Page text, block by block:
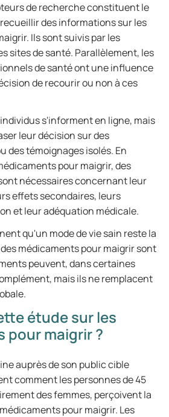
de recherche constituent le
des informations sur les
Ils sont suivis par les
sites de santé. Parallèlement, les
de santé ont une influence
de recourir ou non à ces
s'informent en ligne, mais
leur décision sur des
des témoignages isolés. En
pour maigrir, des
nécessaires concernant leur
effets secondaires, leurs
et leur adéquation médicale.
qu'un mode de vie sain reste la
médicaments pour maigrir sont
peuvent, dans certaines
mais ils ne remplacent
étude sur les
pour maigrir ?
auprès de son public cible
comment les personnes de 45
des femmes, perçoivent la
pour maigrir. Les